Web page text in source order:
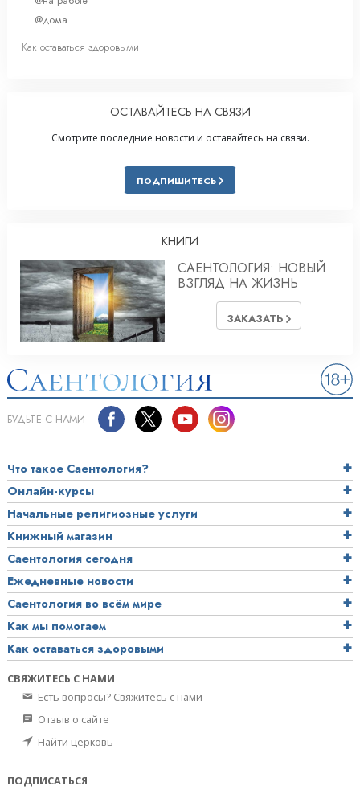
@дома
Как оставаться здоровыми
ОСТАВАЙТЕСЬ НА СВЯЗИ
Смотрите последние новости и оставайтесь на связи.
ПОДПИШИТЕСЬ
КНИГИ
САЕНТОЛОГИЯ: НОВЫЙ
ВЗГЛЯД НА ЖИЗНЬ
ЗАКАЗАТЬ
БУДЬТЕ С НАМИ
Что такое Саентология?
Онлайн-курсы
Начальные религиозные услуги
Книжный магазин
Саентология сегодня
Ежедневные новости
Саентология во всём мире
Как мы помогаем
Как оставаться здоровыми
СВЯЖИТЕСЬ С НАМИ
Есть вопросы? Свяжитесь с нами
Отзыв о сайте
Найти церковь
ПОДПИСАТЬСЯ